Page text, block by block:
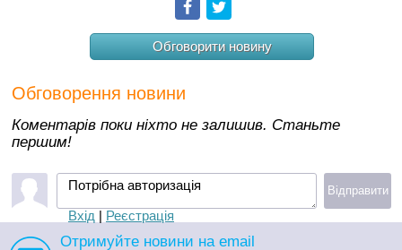
Facebook
Обговорити новину
Обговорення новини
Коментарів поки ніхто не залишив. Станьте
першим!
Потрібна авторизація
Вхід | Реєстрація
Відправити
Отримуйте новини на email